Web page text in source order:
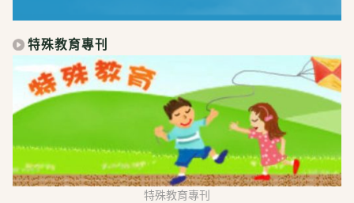
特殊教育專刊
特殊教育專刊